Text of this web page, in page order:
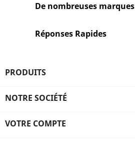
De nombreuses marques
Réponses Rapides
PRODUITS
NOTRE SOCIÉTÉ
VOTRE COMPTE